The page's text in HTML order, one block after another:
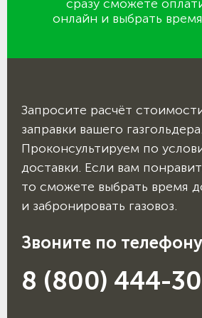
сразу сможете
онлайн и выбрать
Запросите расчёт
заправки вашего газгольдера.
Проконсультируем по
доставки. Если вам
то сможете выбрать время
и забронировать газовоз.
Звоните по телефону
8 (800) 444-